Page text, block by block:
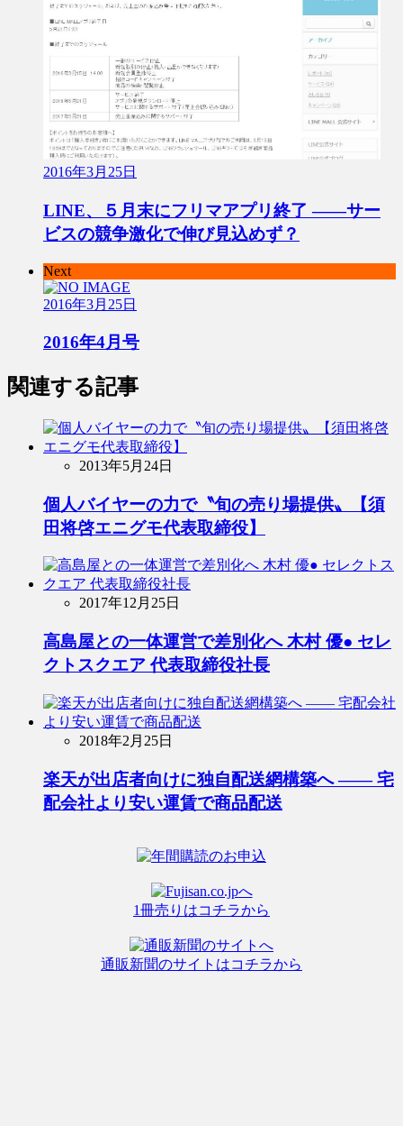
2016年3月25日
LINE、５月末にフリマアプリ終了 ――サー
ビスの競争激化で伸び見込めず？
Next
2016年3月25日
2016年4月号
関連する記事
2013年5月24日
個人バイヤーの力で〝旬の売り場提供〟【須
田将啓エニグモ代表取締役】
2017年12月25日
高島屋との一体運営で差別化へ 木村 優● セレ
クトスクエア 代表取締役社長
2018年2月25日
楽天が出店者向けに独自配送網構築へ ―― 宅
配会社より安い運賃で商品配送
1冊売りはコチラから
通販新聞のサイトはコチラから